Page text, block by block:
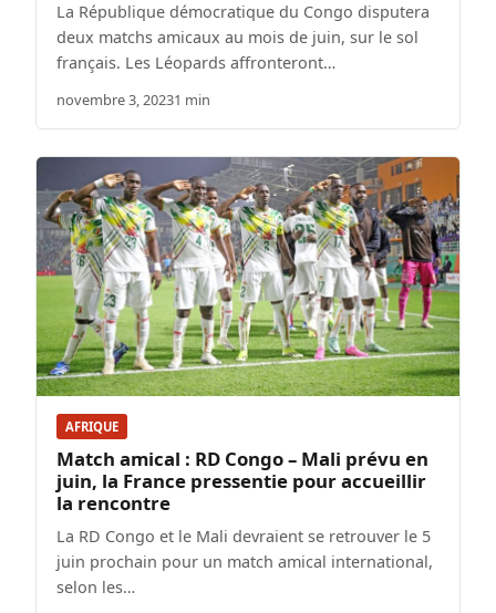
La République démocratique du Congo disputera
deux matchs amicaux au mois de juin, sur le sol
français. Les Léopards affronteront…
novembre 3, 20231 min
AFRIQUE
Match amical : RD Congo – Mali prévu en
juin, la France pressentie pour accueillir
la rencontre
La RD Congo et le Mali devraient se retrouver le 5
juin prochain pour un match amical international,
selon les…